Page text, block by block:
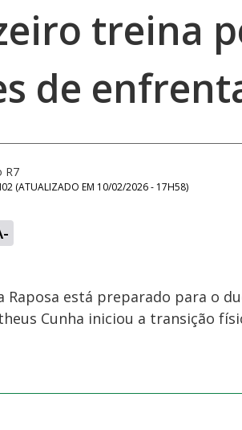
treina
de
R7
(ATUALIZADO EM 10/02/2026 - 17H58)
Raposa está preparado para o
Cunha iniciou a transição